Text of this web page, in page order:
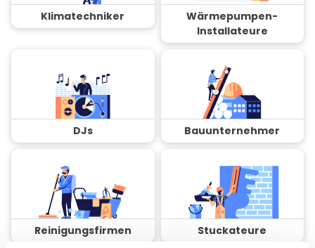
Klimatechniker
Wärmepumpen-
Installateure
DJs Bauunternehmer
Reinigungsfirmen Stuckateure